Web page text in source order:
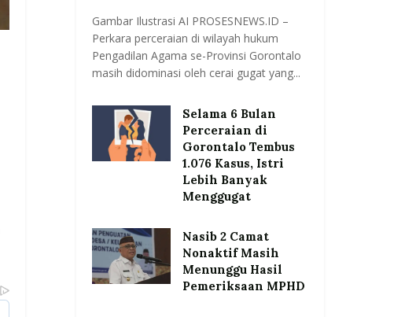
Gambar Ilustrasi AI PROSESNEWS.ID –
Perkara perceraian di wilayah hukum
Pengadilan Agama se-Provinsi Gorontalo
masih didominasi oleh cerai gugat yang...
Selama 6 Bulan
Perceraian di
Gorontalo Tembus
1.076 Kasus, Istri
Lebih Banyak
Menggugat
Nasib 2 Camat
Nonaktif Masih
Menunggu Hasil
Pemeriksaan MPHD